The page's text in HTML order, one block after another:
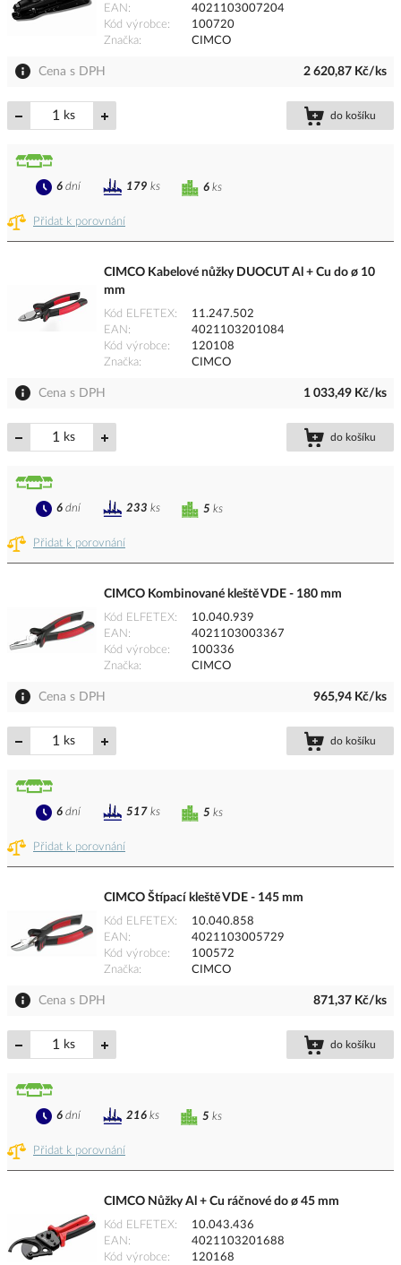
EAN
4021103007204
Kód výrobce
100720
Značka
CIMCO
Cena s DPH 2 620,87 Kč/ks
ks do košíku
Přidat k porovnání
6 ks
6 dní 179 ks
CIMCO Kabelové nůžky DUOCUT Al + Cu do ø 10
mm
Kód ELFETEX
11.247.502
EAN
4021103201084
Kód výrobce
120108
Značka
CIMCO
Cena s DPH 1 033,49 Kč/ks
ks do košíku
Přidat k porovnání
5 ks
6 dní 233 ks
CIMCO Kombinované kleště VDE - 180 mm
Kód ELFETEX
10.040.939
EAN
4021103003367
Kód výrobce
100336
Značka
CIMCO
Cena s DPH 965,94 Kč/ks
ks do košíku
Přidat k porovnání
5 ks
6 dní 517 ks
CIMCO Štípací kleště VDE - 145 mm
Kód ELFETEX
10.040.858
EAN
4021103005729
Kód výrobce
100572
Značka
CIMCO
Cena s DPH 871,37 Kč/ks
ks do košíku
Přidat k porovnání
5 ks
6 dní 216 ks
CIMCO Nůžky Al + Cu ráčnové do ø 45 mm
Kód ELFETEX
10.043.436
EAN
4021103201688
Kód výrobce
120168